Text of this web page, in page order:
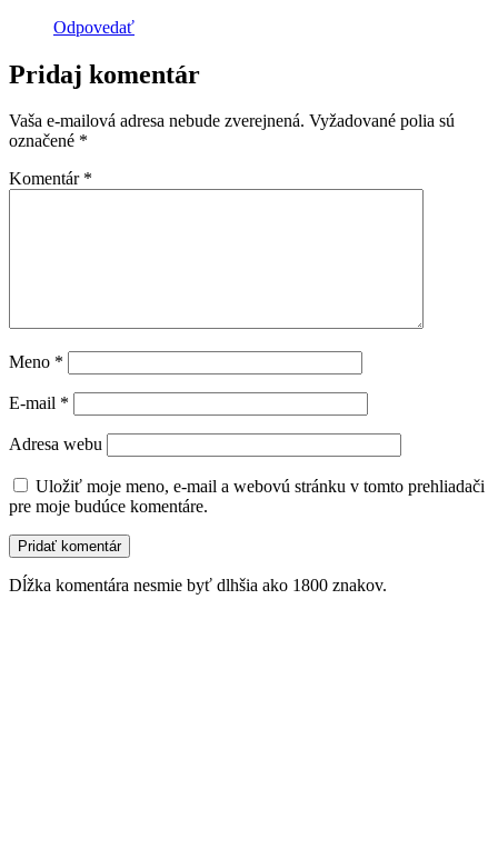
Odpovedať
Pridaj komentár
Vaša e-mailová adresa nebude zverejnená. Vyžadované polia sú
označené *
Komentár *
Meno *
E-mail *
Adresa webu
Uložiť moje meno, e-mail a webovú stránku v tomto prehliadači
pre moje budúce komentáre.
Dĺžka komentára nesmie byť dlhšia ako 1800 znakov.